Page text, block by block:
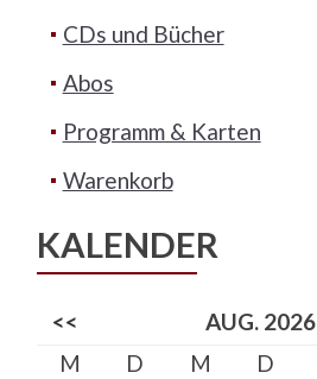
CDs und Bücher
Abos
Programm & Karten
Warenkorb
KALENDER
<< AUG. 2026
M
D M D